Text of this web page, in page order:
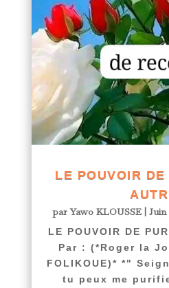
LE POUVOIR DE
parYawo KLOUSSE |Juin
LE POUVOIR DE
Par : (*Roger la
FOLIKOUE)* *"
tu peux me